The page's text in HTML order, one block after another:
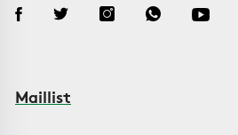
Maillist